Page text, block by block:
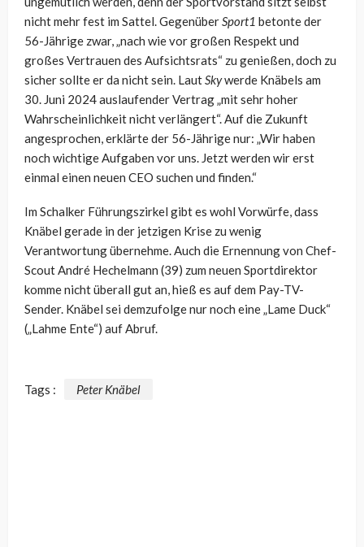
nicht mehr fest im Sattel. GegenüberSport1 betonte der
56-Jährige zwar, „nach wie vor großen Respekt und
großes Vertrauen des Aufsichtsrats“ zu genießen, doch zu
sicher sollte er da nicht sein. LautSkywerde Knäbels am
30. Juni 2024 auslaufender Vertrag „mit sehr hoher
Wahrscheinlichkeit nicht verlängert“. Auf die Zukunft
angesprochen, erklärte der 56-Jährige nur: „Wir haben
noch wichtige Aufgaben vor uns. Jetzt werden wir erst
einmal einen neuen CEO suchen und finden.“
Im Schalker Führungszirkel gibt es wohl Vorwürfe, dass
Knäbel gerade in der jetzigen Krise zu wenig
Verantwortung übernehme. Auch die Ernennung von Chef-
Scout André Hechelmann (39) zum neuen Sportdirektor
komme nicht überall gut an, hieß es auf dem Pay-TV-
Sender. Knäbel sei demzufolge nur noch eine „Lame Duck“
(„Lahme Ente“) auf Abruf.
Tags : Peter Knäbel